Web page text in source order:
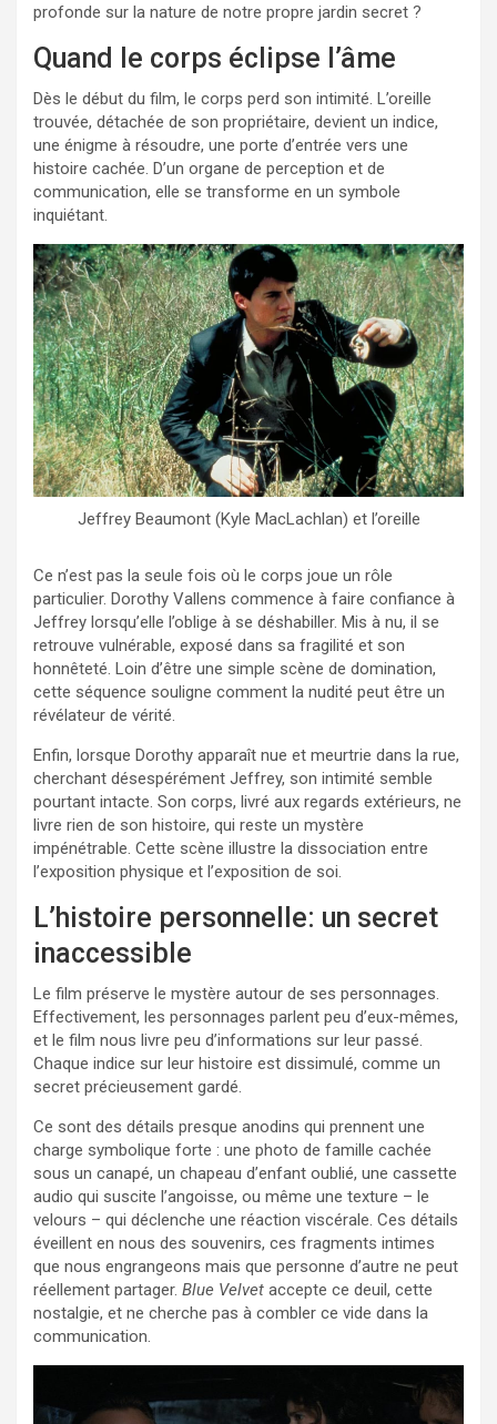
profonde sur la nature de notre propre jardin secret ?
Quand le corps éclipse l’âme
Dès le début du film, le corps perd son intimité. L’oreille
trouvée, détachée de son propriétaire, devient un indice,
une énigme à résoudre, une porte d’entrée vers une
histoire cachée. D’un organe de perception et de
communication, elle se transforme en un symbole
inquiétant.
Jeffrey Beaumont (Kyle MacLachlan) et l’oreille
Ce n’est pas la seule fois où le corps joue un rôle
particulier. Dorothy Vallens commence à faire confiance à
Jeffrey lorsqu’elle l’oblige à se déshabiller. Mis à nu, il se
retrouve vulnérable, exposé dans sa fragilité et son
honnêteté. Loin d’être une simple scène de domination,
cette séquence souligne comment la nudité peut être un
révélateur de vérité.
Enfin, lorsque Dorothy apparaît nue et meurtrie dans la rue,
cherchant désespérément Jeffrey, son intimité semble
pourtant intacte. Son corps, livré aux regards extérieurs, ne
livre rien de son histoire, qui reste un mystère
impénétrable. Cette scène illustre la dissociation entre
l’exposition physique et l’exposition de soi.
L’histoire personnelle: un secret
inaccessible
Le film préserve le mystère autour de ses personnages.
Effectivement, les personnages parlent peu d’eux-mêmes,
et le film nous livre peu d’informations sur leur passé.
Chaque indice sur leur histoire est dissimulé, comme un
secret précieusement gardé.
Ce sont des détails presque anodins qui prennent une
charge symbolique forte : une photo de famille cachée
sous un canapé, un chapeau d’enfant oublié, une cassette
audio qui suscite l’angoisse, ou même une texture – le
velours – qui déclenche une réaction viscérale. Ces détails
éveillent en nous des souvenirs, ces fragments intimes
que nous engrangeons mais que personne d’autre ne peut
réellement partager. Blue Velvet accepte ce deuil, cette
nostalgie, et ne cherche pas à combler ce vide dans la
communication.